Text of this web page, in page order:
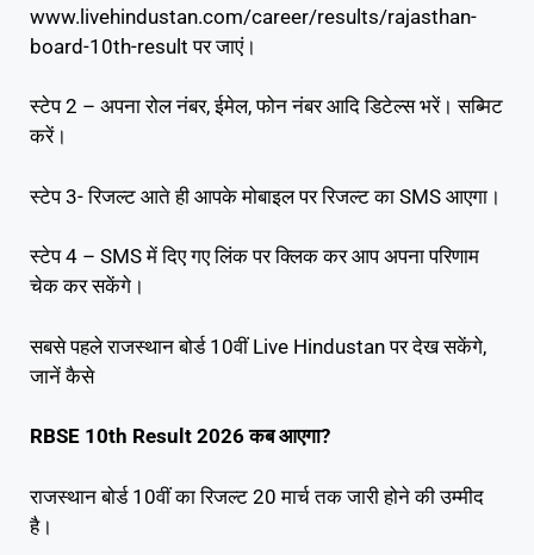
www.livehindustan.com/career/results/rajasthan-
board-10th-result पर जाएं।
स्टेप 2 – अपना रोल नंबर, ईमेल, फोन नंबर आदि डिटेल्स भरें। सब्मिट
करें।
स्टेप 3- रिजल्ट आते ही आपके मोबाइल पर रिजल्ट का SMS आएगा।
स्टेप 4 – SMS में दिए गए लिंक पर क्लिक कर आप अपना परिणाम
चेक कर सकेंगे।
सबसे पहले राजस्थान बोर्ड 10वीं Live Hindustan पर देख सकेंगे,
जानें कैसे
RBSE 10th Result 2026 कब आएगा?
राजस्थान बोर्ड 10वीं का रिजल्ट 20 मार्च तक जारी होने की उम्मीद
है।